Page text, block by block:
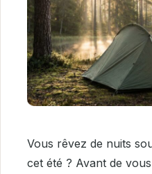
Vous rêvez de nuits
cet été ? Avant de